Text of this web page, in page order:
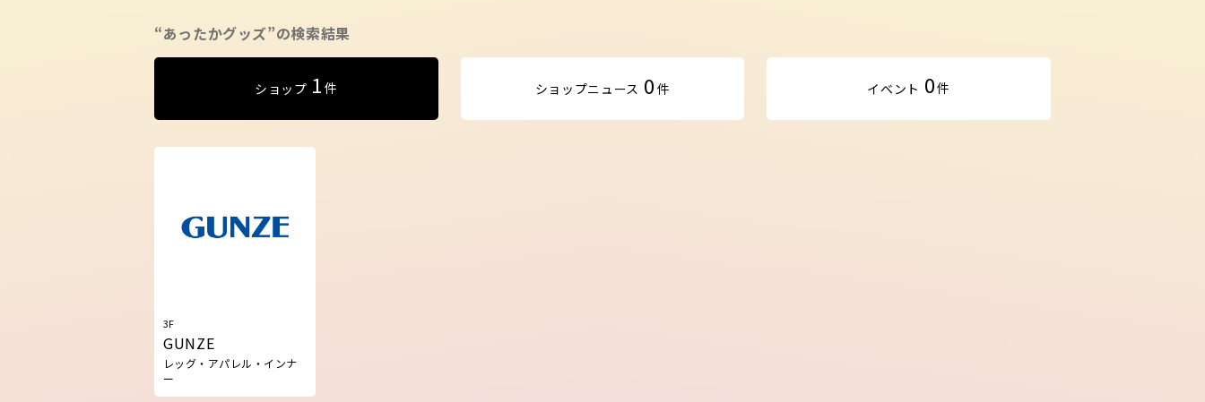
“あったかグッズ”の検索結果
ショップ 1 件 ショップニュース 0 件 イベント 0件
3F
GUNZE
レッグ・アパレル・インナ
ー